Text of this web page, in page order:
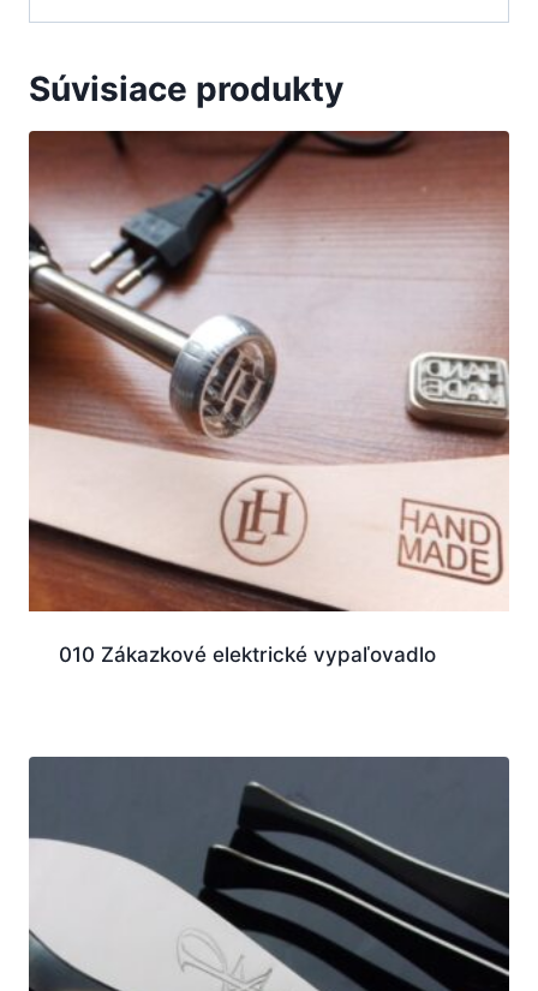
Súvisiace produkty
010 Zákazkové elektrické vypaľovadlo